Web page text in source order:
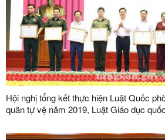
Hội nghị tổng kết thực hiện Luật Quốc
quân tự vệ năm 2019, Luật Giáo dục